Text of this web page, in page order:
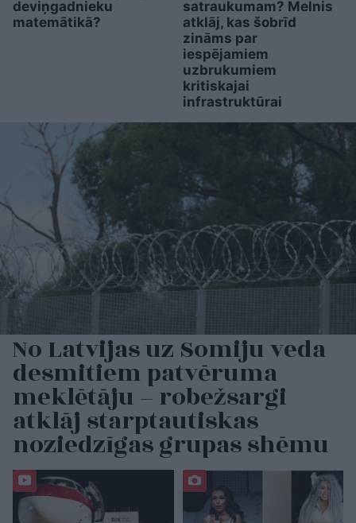
deviņgadnieku
matemātikā?
satraukumam? Melnis
atklāj, kas šobrīd
zināms par
iespējamiem
uzbrukumiem
kritiskajai
infrastruktūrai
No Latvijas uz Somiju veda
desmitiem patvēruma
meklētāju – robežsargi
atklāj starptautiskas
noziedzīgas grupas shēmu